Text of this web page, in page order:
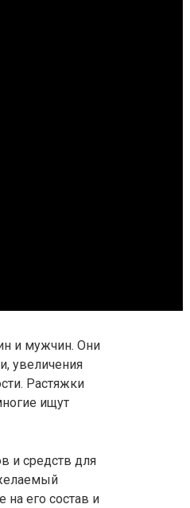
и мужчин. Они
увеличения
Растяжки
ищут
и средств для
на его состав и